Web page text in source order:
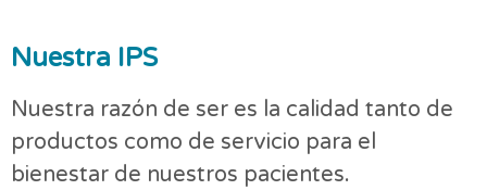
Nuestra IPS
Nuestra razón de ser es la calidad tanto de
productos como de servicio para el
bienestar de nuestros pacientes.